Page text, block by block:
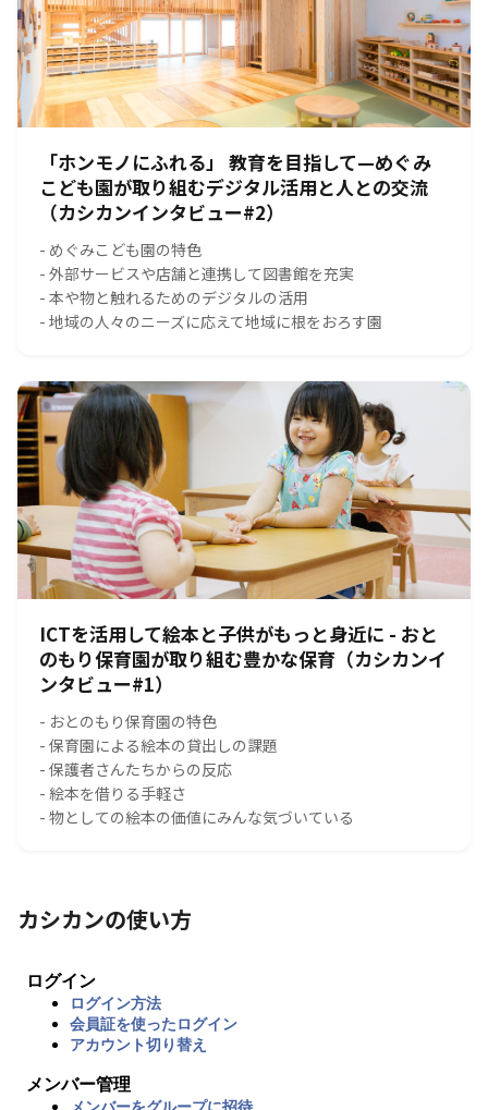
「ホンモノにふれる」 教育を目指して—めぐみ
こども園が取り組むデジタル活用と人との交流
（カシカンインタビュー#2）
- めぐみこども園の特色
- 外部サービスや店舗と連携して図書館を充実
- 本や物と触れるためのデジタルの活用
- 地域の人々のニーズに応えて地域に根をおろす園
ICTを活用して絵本と子供がもっと身近に - おと
のもり保育園が取り組む豊かな保育（カシカンイ
ンタビュー#1）
- おとのもり保育園の特色
- 保育園による絵本の貸出しの課題
- 保護者さんたちからの反応
- 絵本を借りる手軽さ
- 物としての絵本の価値にみんな気づいている
カシカンの使い方
ログイン
ログイン方法
会員証を使ったログイン
アカウント切り替え
メンバー管理
メンバーをグループに招待